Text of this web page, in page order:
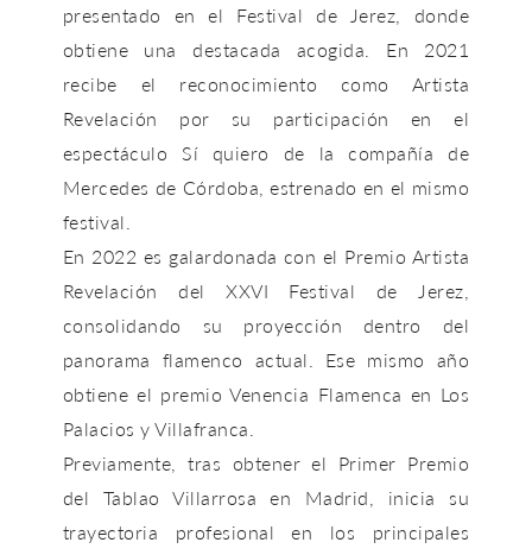
presentado en el Festival de Jerez, donde
obtiene una destacada acogida. En 2021
recibe el reconocimiento como Artista
Revelación por su participación en el
espectáculo Sí quiero de la compañía de
Mercedes de Córdoba, estrenado en el mismo
festival.
En 2022 es galardonada con el Premio Artista
Revelación del XXVI Festival de Jerez,
consolidando su proyección dentro del
panorama flamenco actual. Ese mismo año
obtiene el premio Venencia Flamenca en Los
Palacios y Villafranca.
Previamente, tras obtener el Primer Premio
del Tablao Villarrosa en Madrid, inicia su
trayectoria profesional en los principales